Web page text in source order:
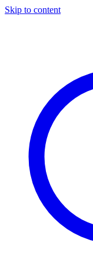
Skip to content